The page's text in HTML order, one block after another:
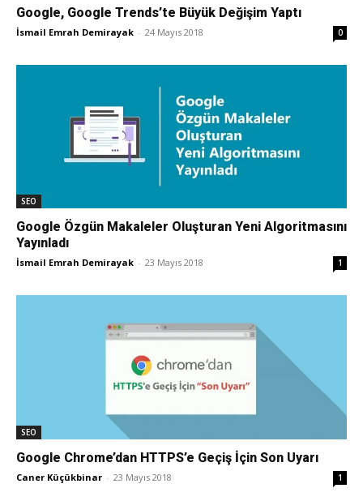
ASO,
UI/UX
Google, Google Trends’te Büyük Değişim Yaptı
İsmail Emrah Demirayak - 24 Mayıs 2018 0
SEO
Google Özgün Makaleler Oluşturan Yeni Algoritmasını
Yayınladı
İsmail Emrah Demirayak - 23 Mayıs 2018 1
SEO
Google Chrome’dan HTTPS’e Geçiş İçin Son Uyarı
Caner Küçükbinar - 23 Mayıs 2018 1